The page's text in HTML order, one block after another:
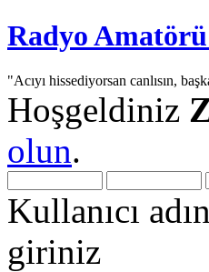
Radyo
"Acıyı hissediyorsan canlısın,
Hoşgeldiniz
olun.
Kullanıcı
giriniz